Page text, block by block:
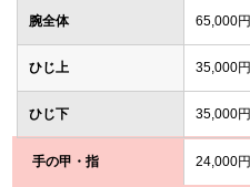
腕全体 65,000円
ひじ上 35,000円
ひじ下 35,000円
手の甲・指 24,000円